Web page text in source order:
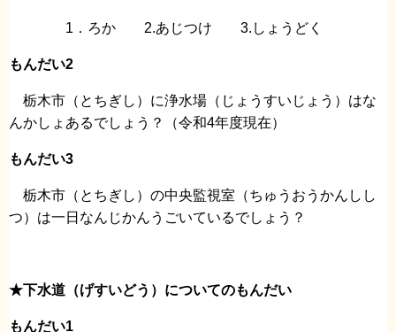
1．ろか 2.あじつけ 3.しょうどく
もんだい2
栃木市（とちぎし）に浄水場（じょうすいじょう）はな
んかしょあるでしょう？（令和4年度現在）
もんだい3
栃木市（とちぎし）の中央監視室（ちゅうおうかんしし
つ）は一日なんじかんうごいているでしょう？
★下水道（げすいどう）についてのもんだい
もんだい1